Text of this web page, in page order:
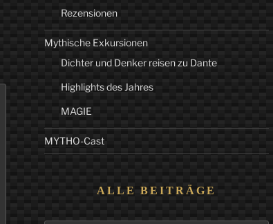
Rezensionen
Mythische Exkursionen
Dichter und Denker reisen zu Dante
Highlights des Jahres
MAGIE
MYTHO-Cast
ALLE BEITRÄGE